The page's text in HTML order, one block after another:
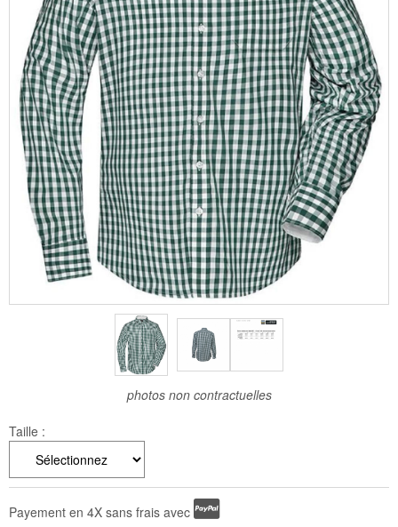
photos non contractuelles
Taille :
Payement en 4X sans frais avec